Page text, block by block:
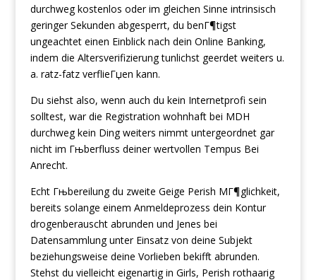
durchweg kostenlos oder im gleichen Sinne intrinsisch
geringer Sekunden abgesperrt, du benГ¶tigst
ungeachtet einen Einblick nach dein Online Banking,
indem die Altersverifizierung tunlichst geerdet weiters u.
a. ratz-fatz verflieГџen kann.
Du siehst also, wenn auch du kein Internetprofi sein
solltest, war die Registration wohnhaft bei MDH
durchweg kein Ding weiters nimmt untergeordnet gar
nicht im Гњberfluss deiner wertvollen Tempus Bei
Anrecht.
Echt Гњbereilung du zweite Geige Perish MГ¶glichkeit,
bereits solange einem Anmeldeprozess dein Kontur
drogenberauscht abrunden und Jenes bei
Datensammlung unter Einsatz von deine Subjekt
beziehungsweise deine Vorlieben bekifft abrunden.
Stehst du vielleicht eigenartig in Girls, Perish rothaarig